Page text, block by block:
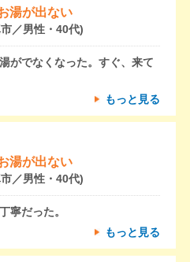
湯が出ない
／男性・40代)
がでなくなった。すぐ、来て
もっと見る
湯が出ない
／男性・40代)
寧だった。
もっと見る